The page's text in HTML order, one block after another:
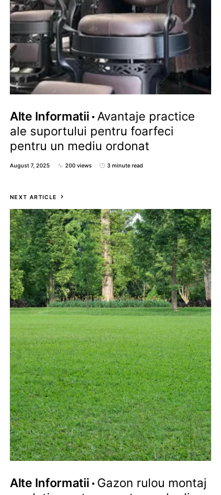
Alte Informatii Avantaje practice
ale suportului pentru foarfeci
pentru un mediu ordonat
August 7, 2025 200 views 3 minute read
NEXT ARTICLE
Alte Informatii
Gazon rulou montaj